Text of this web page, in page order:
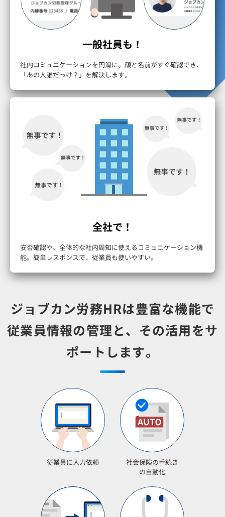
一般社員も！
社内コミュニケーションを円滑に。顔と名前がすぐ確認でき、
「あの人誰だっけ？」を解決します。
全社で！
安否確認や、全体的な社内周知に使えるコミュニケーション機
能。簡単レスポンスで、従業員も使いやすい。
ジョブカン労務HRは豊富な機能で
従業員情報の管理と、その活用をサ
ポートします。
従業員に入力依頼
社会保険の手続き
の自動化